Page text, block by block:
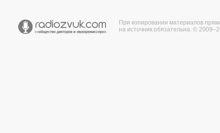
При копировании материалов
на источник обязательна. ©